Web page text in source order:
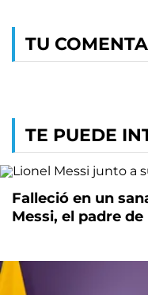
TU
TE PUEDE
Falleció en un
Messi, el padre